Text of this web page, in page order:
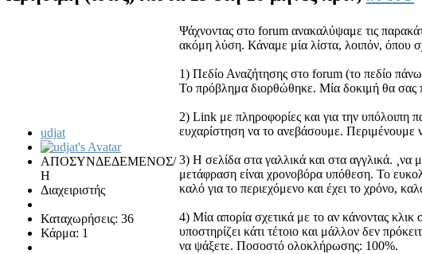
udjat
ΑΠΟΣΥΝΔΕΔΕΜΕΝΟΣ/
Η
Διαχειριστής
Καταχωρήσεις: 36
Κάρμα: 1
Ψάχνοντας στο forum ανακαλύψαμε τις
ακόμη λύση. Κάναμε μία λίστα, λοιπόν, όπου
1) Πεδίο Αναζήτησης στο forum (το πεδίο
Το πρόβλημα διορθώθηκε. Μία δοκιμή θα
2) Link με πληροφορίες και για την
ευχαρίστηση να το ανεβάσουμε.
3) Η σελίδα στα γαλλικά και στα αγγλικά. ¸να
μετάφραση είναι χρονοβόρα υπόθεση. Το
καλό για το περιεχόμενο και έχει το χρόνο,
4) Μία απορία σχετικά με το αν κάνοντας
υποστηρίζει κάτι τέτοιο και μάλλον δεν
να ψάξετε. Ποσοστό ολοκλήρωσης: 100%.